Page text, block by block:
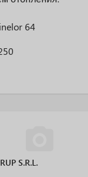
64
S.R.L.